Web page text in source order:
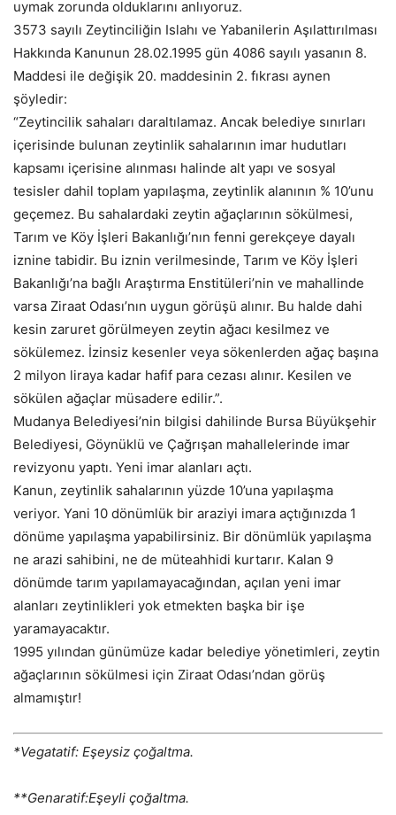
uymak zorunda olduklarını anlıyoruz.
3573 sayılı Zeytinciliğin Islahı ve Yabanilerin Aşılattırılması
Hakkında Kanunun 28.02.1995 gün 4086 sayılı yasanın 8.
Maddesi ile değişik 20. maddesinin 2. fıkrası aynen
şöyledir:
“Zeytincilik sahaları daraltılamaz. Ancak belediye sınırları
içerisinde bulunan zeytinlik sahalarının imar hudutları
kapsamı içerisine alınması halinde alt yapı ve sosyal
tesisler dahil toplam yapılaşma, zeytinlik alanının % 10’unu
geçemez. Bu sahalardaki zeytin ağaçlarının sökülmesi,
Tarım ve Köy İşleri Bakanlığı’nın fenni gerekçeye dayalı
iznine tabidir. Bu iznin verilmesinde, Tarım ve Köy İşleri
Bakanlığı’na bağlı Araştırma Enstitüleri’nin ve mahallinde
varsa Ziraat Odası’nın uygun görüşü alınır. Bu halde dahi
kesin zaruret görülmeyen zeytin ağacı kesilmez ve
sökülemez. İzinsiz kesenler veya sökenlerden ağaç başına
2 milyon liraya kadar hafif para cezası alınır. Kesilen ve
sökülen ağaçlar müsadere edilir.”.
Mudanya Belediyesi’nin bilgisi dahilinde Bursa Büyükşehir
Belediyesi, Göynüklü ve Çağrışan mahallelerinde imar
revizyonu yaptı. Yeni imar alanları açtı.
Kanun, zeytinlik sahalarının yüzde 10’una yapılaşma
veriyor. Yani 10 dönümlük bir araziyi imara açtığınızda 1
dönüme yapılaşma yapabilirsiniz. Bir dönümlük yapılaşma
ne arazi sahibini, ne de müteahhidi kurtarır. Kalan 9
dönümde tarım yapılamayacağından, açılan yeni imar
alanları zeytinlikleri yok etmekten başka bir işe
yaramayacaktır.
1995 yılından günümüze kadar belediye yönetimleri, zeytin
ağaçlarının sökülmesi için Ziraat Odası’ndan görüş
almamıştır!
*Vegatatif: Eşeysiz çoğaltma.
**Genaratif:Eşeyli çoğaltma.